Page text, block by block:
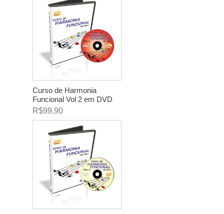
Curso de Harmonia
Funcional Vol 2 em DVD
R$99,90